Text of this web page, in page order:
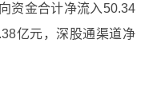
资金合计净流入50.34
亿元，深股通渠道净